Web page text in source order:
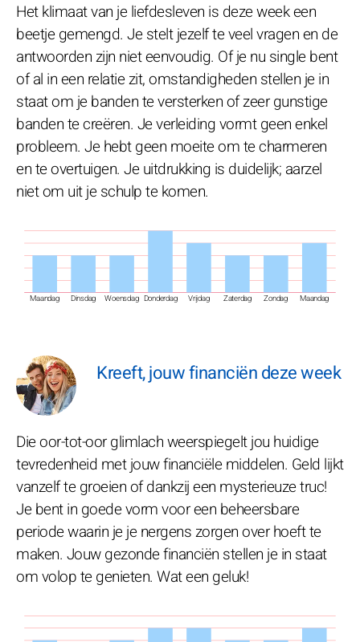
Maandag Dinsdag Woensdag Donderdag Vrijdag Zaterdag Zondag Maandag
Het klimaat van je liefdesleven is deze week een
beetje gemengd. Je stelt jezelf te veel vragen en de
antwoorden zijn niet eenvoudig. Of je nu single bent
of al in een relatie zit, omstandigheden stellen je in
staat om je banden te versterken of zeer gunstige
banden te creëren. Je verleiding vormt geen enkel
probleem. Je hebt geen moeite om te charmeren
en te overtuigen. Je uitdrukking is duidelijk; aarzel
niet om uit je schulp te komen.
Kreeft, jouw financiën deze week
Die oor-tot-oor glimlach weerspiegelt jou huidige
tevredenheid met jouw financiële middelen. Geld lijkt
vanzelf te groeien of dankzij een mysterieuze truc!
Je bent in goede vorm voor een beheersbare
periode waarin je je nergens zorgen over hoeft te
maken. Jouw gezonde financiën stellen je in staat
om volop te genieten. Wat een geluk!